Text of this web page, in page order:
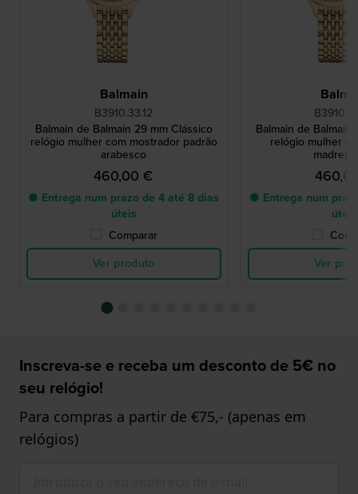
Balmain
B3910.33.12
Balmain de Balmain 29 mm Clássico
relógio mulher com mostrador padrão
arabesco
460,00 €
● Entrega num prazo de 4 até 8 dias
úteis
Comparar
Ver produto
Balmain de Balmain
relógio mulher
● Entrega num
úteis
Ver
Inscreva-se e receba um desconto de 5€ no
seu relógio!
Para compras a partir de €75,- (apenas em
relógios)